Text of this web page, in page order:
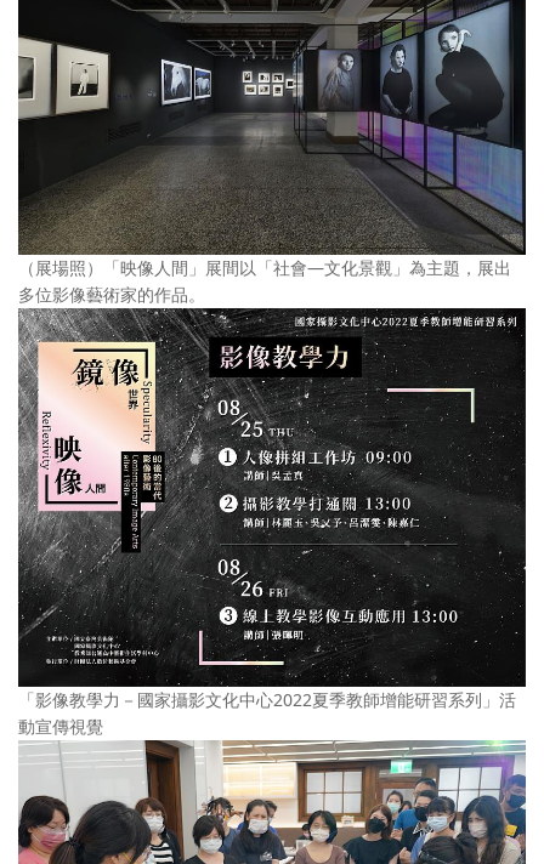
（展場照）「映像人間」展間以「社會—文化景觀」為主題，展出
多位影像藝術家的作品。
「影像教學力－國家攝影文化中心2022夏季教師增能研習系列」活
動宣傳視覺